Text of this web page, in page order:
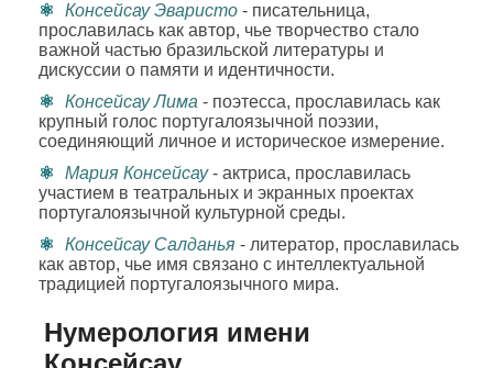
Консейсау Эваристо - писательница,
прославилась как автор, чье творчество стало
важной частью бразильской литературы и
дискуссии о памяти и идентичности.
Консейсау Лима - поэтесса, прославилась как
крупный голос португалоязычной поэзии,
соединяющий личное и историческое измерение.
Мария Консейсау- актриса, прославилась
участием в театральных и экранных проектах
португалоязычной культурной среды.
Консейсау Салданья - литератор, прославилась
как автор, чье имя связано с интеллектуальной
традицией португалоязычного мира.
Нумерология имени